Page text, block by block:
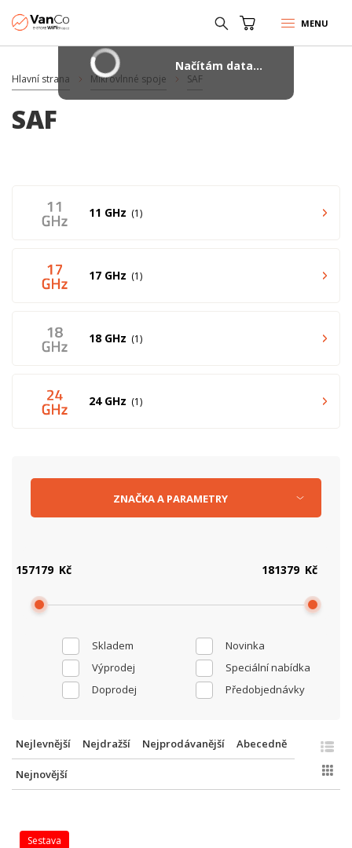
MENU
Hlavní strana Mikrovlnné spoje SAF
SAF
11 GHz 1
17 GHz 1
18 GHz 1
24 GHz 1
Skladem
Novinka
Výprodej
Speciální nabídka
Doprodej
Předobjednávky
Kč Kč
ZNAČKAA PARAMETRY
Nejlevnější Nejdražší Nejprodávanější Abecedně
Nejnovější
sestava
Načítám data...